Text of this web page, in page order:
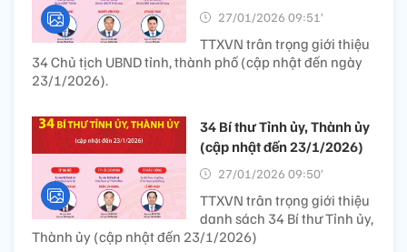
27/01/2026 09:51’
TTXVN trân trọng giới thiệu
34 Chủ tịch UBND tỉnh, thành phố (cập nhật đến ngày
23/1/2026).
34 Bí thư Tỉnh ủy, Thành ủy
(cập nhật đến 23/1/2026)
27/01/2026 09:50’
TTXVN trân trọng giới thiệu
danh sách 34 Bí thư Tỉnh ủy,
Thành ủy (cập nhật đến 23/1/2026)